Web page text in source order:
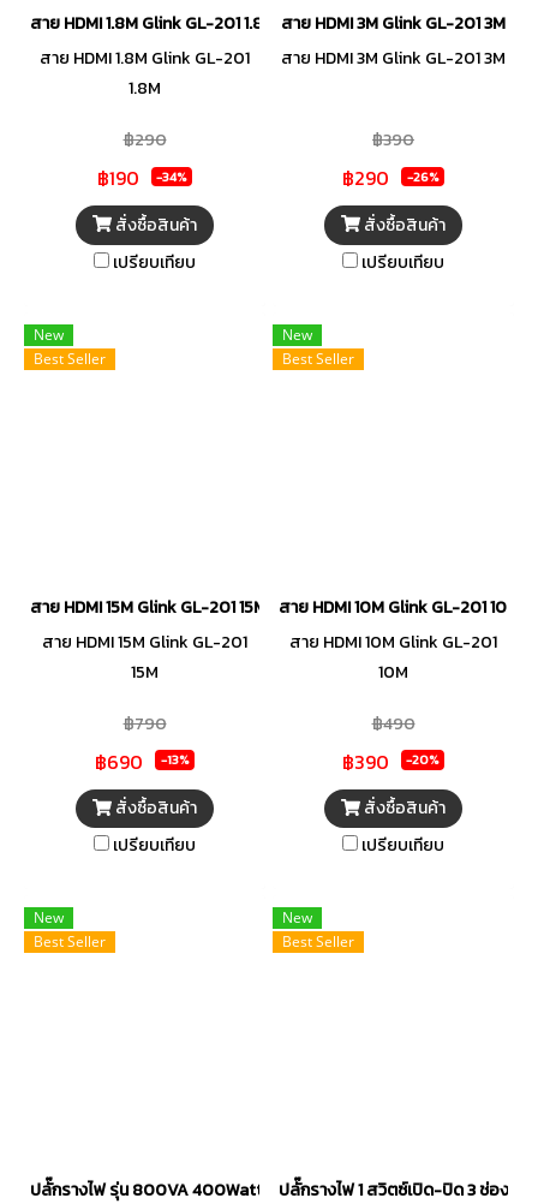
สาย HDMI 1.8M Glink GL-201 1.8M
สาย HDMI 1.8M Glink GL-201
1.8M
฿290
฿190 -34%
สั่งซื้อสินค้า
เปรียบเทียบ
สาย HDMI 3M Glink GL-201 3M
สาย HDMI 3M Glink GL-201 3M
฿390
฿290 -26%
สั่งซื้อสินค้า
เปรียบเทียบ
New
Best Seller
สาย HDMI 15M Glink GL-201 15M
สาย HDMI 15M Glink GL-201
15M
฿790
฿690 -13%
สั่งซื้อสินค้า
เปรียบเทียบ
New
Best Seller
สาย HDMI 10M Glink GL-201 10M
สาย HDMI 10M Glink GL-201
10M
฿490
฿390 -20%
สั่งซื้อสินค้า
เปรียบเทียบ
New
Best Seller
ปลั๊กรางไฟ รุ่น 800VA 400Watt
New
Best Seller
ปลั๊กรางไฟ 1 สวิตซ์เปิด-ปิด 3 ช่อง